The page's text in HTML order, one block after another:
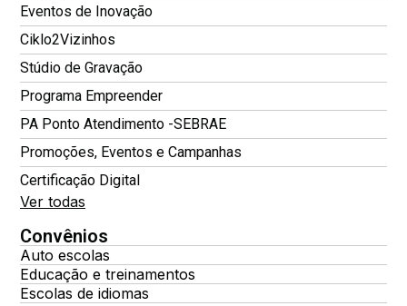
Eventos de Inovação
Ciklo2Vizinhos
Stúdio de Gravação
Programa Empreender
PA Ponto Atendimento -SEBRAE
Promoções, Eventos e Campanhas
Certificação Digital
Ver todas
Convênios
Auto escolas
Educação e treinamentos
Escolas de idiomas